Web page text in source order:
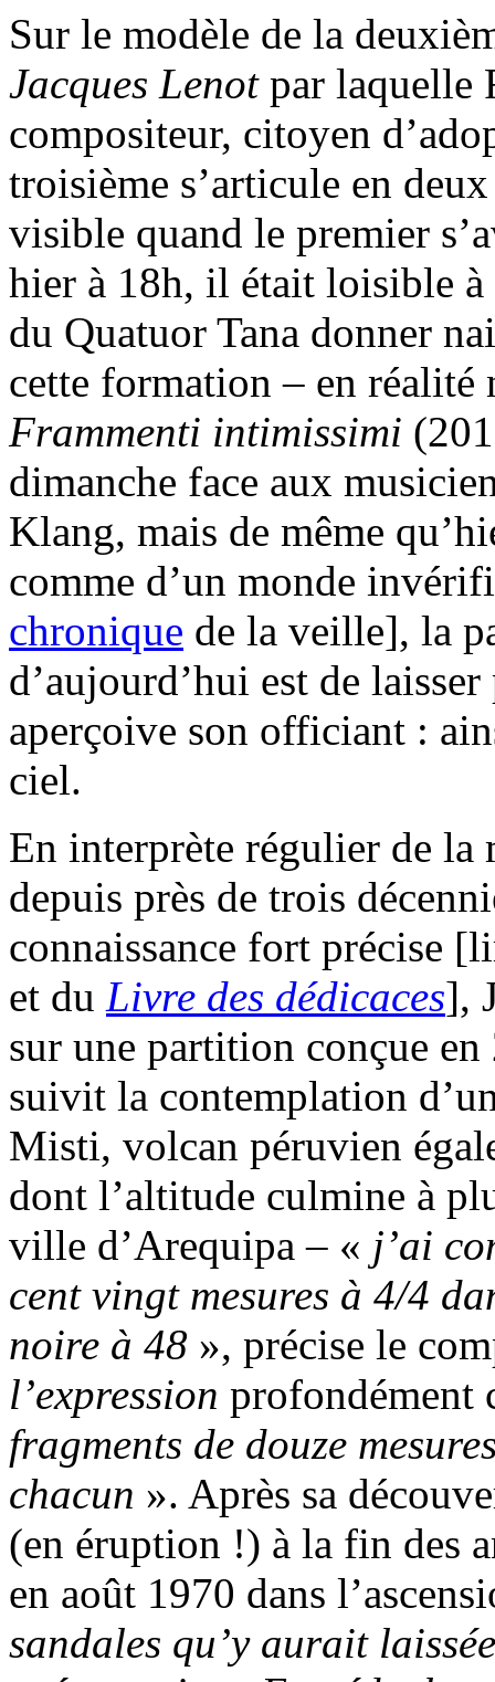
Sur le modèle de la
Jacques Lenot par laquelle
compositeur, citoyen
troisième s’articule en
visible quand le premier
hier à 18h, il était loisible à
du Quatuor Tana donner
cette formation – en réalité
Frammenti intimissimi
dimanche face aux
Klang, mais de même
comme d’un monde
chronique de la veille], la
d’aujourd’hui est de
aperçoive son officiant :
ciel.
En interprète régulier de la
depuis près de trois
connaissance fort précise
et du Livre des dédicaces],
sur une partition conçue
suivit la contemplation
Misti, volcan péruvien
dont l’altitude culmine à
ville d’Arequipa – « j’ai
cent vingt mesures à 4/4
noire à 48 », précise le
l’expression
fragments de douze
chacun ». Après sa
(en éruption !) à la fin des
en août 1970 dans
sandales qu’y aurait